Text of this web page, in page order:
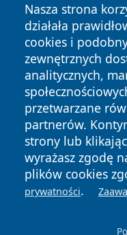
Nasza strona
działała
cookies i
zewnętrznych
analitycznych,
przetwarzane
partnerów.
strony lub
wyrażasz zgodę
plików cookies
prywatności.
Copyright © 2026
zastrzeżone.
News Autorzy